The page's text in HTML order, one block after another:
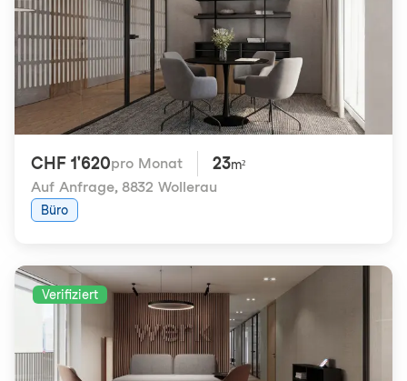
CHF 1'620pro Monat 23m²
Auf Anfrage, 8832 Wollerau
Büro
Verifiziert